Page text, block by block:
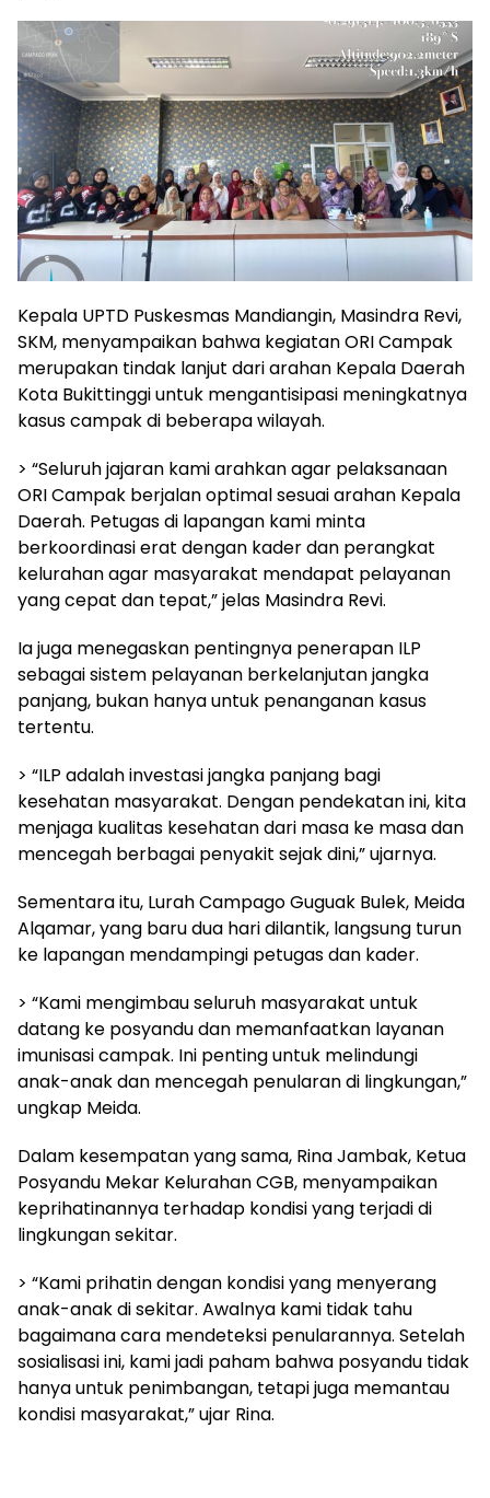
Kepala UPTD Puskesmas Mandiangin, Masindra Revi,
SKM, menyampaikan bahwa kegiatan ORI Campak
merupakan tindak lanjut dari arahan Kepala Daerah
Kota Bukittinggi untuk mengantisipasi meningkatnya
kasus campak di beberapa wilayah.
> “Seluruh jajaran kami arahkan agar pelaksanaan
ORI Campak berjalan optimal sesuai arahan Kepala
Daerah. Petugas di lapangan kami minta
berkoordinasi erat dengan kader dan perangkat
kelurahan agar masyarakat mendapat pelayanan
yang cepat dan tepat,” jelas Masindra Revi.
Ia juga menegaskan pentingnya penerapan ILP
sebagai sistem pelayanan berkelanjutan jangka
panjang, bukan hanya untuk penanganan kasus
tertentu.
> “ILP adalah investasi jangka panjang bagi
kesehatan masyarakat. Dengan pendekatan ini, kita
menjaga kualitas kesehatan dari masa ke masa dan
mencegah berbagai penyakit sejak dini,” ujarnya.
Sementara itu, Lurah Campago Guguak Bulek, Meida
Alqamar, yang baru dua hari dilantik, langsung turun
ke lapangan mendampingi petugas dan kader.
> “Kami mengimbau seluruh masyarakat untuk
datang ke posyandu dan memanfaatkan layanan
imunisasi campak. Ini penting untuk melindungi
anak-anak dan mencegah penularan di lingkungan,”
ungkap Meida.
Dalam kesempatan yang sama, Rina Jambak, Ketua
Posyandu Mekar Kelurahan CGB, menyampaikan
keprihatinannya terhadap kondisi yang terjadi di
lingkungan sekitar.
> “Kami prihatin dengan kondisi yang menyerang
anak-anak di sekitar. Awalnya kami tidak tahu
bagaimana cara mendeteksi penularannya. Setelah
sosialisasi ini, kami jadi paham bahwa posyandu tidak
hanya untuk penimbangan, tetapi juga memantau
kondisi masyarakat,” ujar Rina.